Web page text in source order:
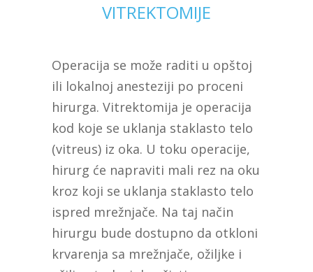
VITREKTOMIJE
Operacija se može raditi u opštoj
ili lokalnoj anesteziji po proceni
hirurga. Vitrektomija je operacija
kod koje se uklanja staklasto telo
(vitreus) iz oka. U toku operacije,
hirurg će napraviti mali rez na oku
kroz koji se uklanja staklasto telo
ispred mrežnjače. Na taj način
hirurgu bude dostupno da otkloni
krvarenja sa mrežnjače, ožiljke i